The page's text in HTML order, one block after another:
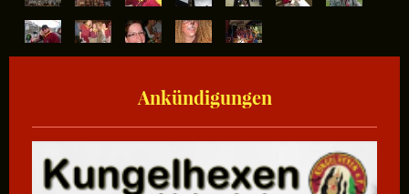
Ankündigungen